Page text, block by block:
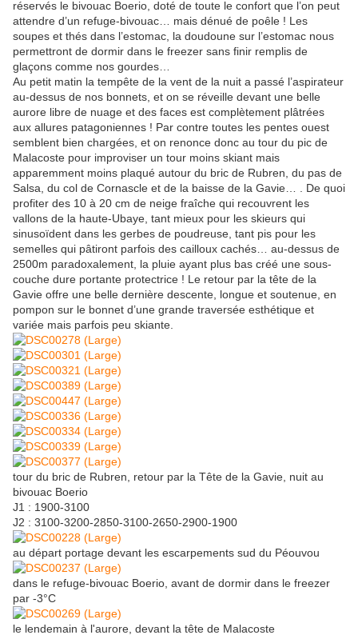
réservés le bivouac Boerio, doté de toute le confort que l’on peut
attendre d’un refuge-bivouac… mais dénué de poêle ! Les
soupes et thés dans l’estomac, la doudoune sur l’estomac nous
permettront de dormir dans le freezer sans finir remplis de
glaçons comme nos gourdes…
Au petit matin la tempête de la vent de la nuit a passé l’aspirateur
au-dessus de nos bonnets, et on se réveille devant une belle
aurore libre de nuage et des faces est complètement plâtrées
aux allures patagoniennes ! Par contre toutes les pentes ouest
semblent bien chargées, et on renonce donc au tour du pic de
Malacoste pour improviser un tour moins skiant mais
apparemment moins plaqué autour du bric de Rubren, du pas de
Salsa, du col de Cornascle et de la baisse de la Gavie… . De quoi
profiter des 10 à 20 cm de neige fraîche qui recouvrent les
vallons de la haute-Ubaye, tant mieux pour les skieurs qui
sinusoïdent dans les gerbes de poudreuse, tant pis pour les
semelles qui pâtiront parfois des cailloux cachés… au-dessus de
2500m paradoxalement, la pluie ayant plus bas créé une sous-
couche dure portante protectrice ! Le retour par la tête de la
Gavie offre une belle dernière descente, longue et soutenue, en
pompon sur le bonnet d’une grande traversée esthétique et
variée mais parfois peu skiante.
tour du bric de Rubren, retour par la Tête de la Gavie, nuit au
bivouac Boerio
J1 : 1900-3100
J2 : 3100-3200-2850-3100-2650-2900-1900
au départ portage devant les escarpements sud du Péouvou
dans le refuge-bivouac Boerio, avant de dormir dans le freezer
par -3°C
le lendemain à l'aurore, devant la tête de Malacoste